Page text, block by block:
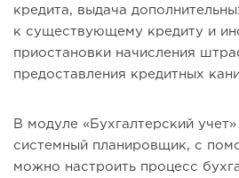
кредита, выдача
к существующему кредиту и
приостановки начисления
предоставления кредитных
В модуле «Бухгалтерский
системный планировщик, с
можно настроить процесс